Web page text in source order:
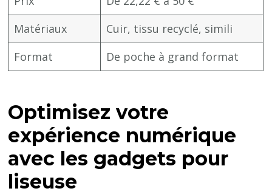
Matériaux
Cuir, tissu recyclé, simili
Format
De poche à grand format
Optimisez votre
expérience numérique
avec les gadgets pour
liseuse